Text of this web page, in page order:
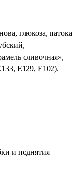
глюкоза, патока
сливочная»,
Е129, Е102).
и поднятия